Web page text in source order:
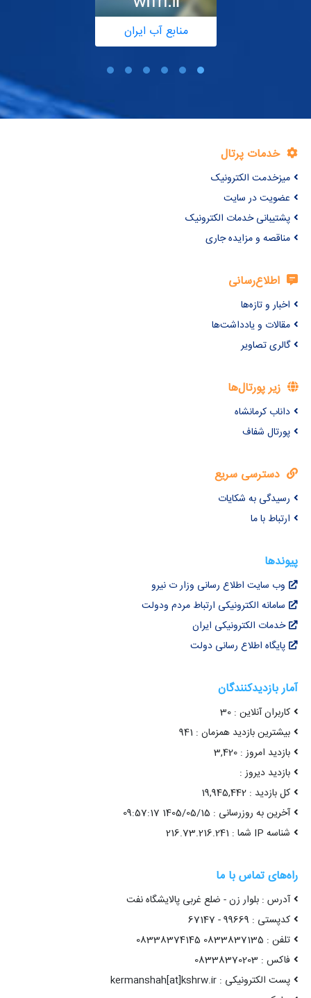
منابع آب ایران
خدمات پرتال
میزخدمت الکترونیک
عضویت در سایت
پشتیبانی خدمات الکترونیک
مناقصه و مزایده جاری
اطلاع‌رسانی
اخبار و تازه‌ها
مقالات و یادداشت‌ها
گالری تصاویر
زیر پورتال‌ها
داناب کرمانشاه
پورتال شفاف
دسترسی سریع
رسیدگی به شکایات
ارتباط با ما
پیوندها
وب سایت اطلاع رسانی وزار ت نیرو
سامانه الکترونیکی ارتباط مردم ودولت
خدمات الکترونیکی ایران
پایگاه اطلاع رسانی دولت
آمار بازدیدکنندگان
کاربران آنلاین : 30
بیشترین بازدید همزمان : 941
بازدید امروز : 3,420
بازدید دیروز :
کل بازدید : 19,945,442
آخرین به روزرسانی : 1405/05/15 09:57:17
شناسه IP شما : 216.73.216.241
راه‌های تماس با ما
آدرس : بلوار زن - ضلع غربی پالایشگاه نفت
کدپستی : 99669 - 67147
تلفن : 0833837135 08338374145
فاکس : 08338370203
پست الکترونیکی : kermanshah[at]kshrw.ir